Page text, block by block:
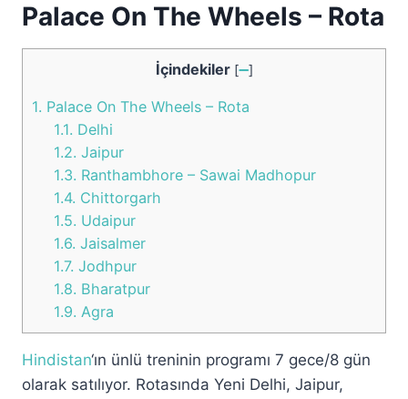
Palace On The Wheels – Rota
İçindekiler [➖]
1. Palace On The Wheels – Rota
1.1. Delhi
1.2. Jaipur
1.3. Ranthambhore – Sawai Madhopur
1.4. Chittorgarh
1.5. Udaipur
1.6. Jaisalmer
1.7. Jodhpur
1.8. Bharatpur
1.9. Agra
Hindistan‘ın ünlü treninin programı 7 gece/8 gün
olarak satılıyor. Rotasında Yeni Delhi, Jaipur,